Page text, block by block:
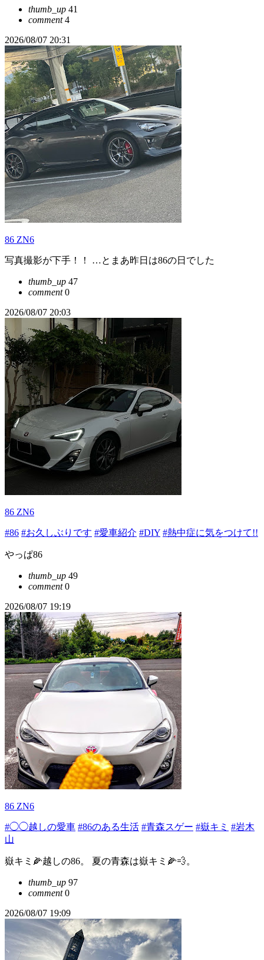
thumb_up 41
comment4
2026/08/07 20:31
86 ZN6
写真撮影が下手！！ …とまあ昨日は86の日でした
thumb_up 47
comment0
2026/08/07 20:03
86 ZN6
#86 #お久しぶりです #愛車紹介 #DIY #熱中症に気をつけて!!
やっぱ86
thumb_up 49
comment0
2026/08/07 19:19
86 ZN6
#◯◯越しの愛車 #86のある生活 #青森スゲー #嶽キミ #岩木
山
嶽キミ🌽越しの86。 夏の青森は嶽キミ🌽💨。
thumb_up 97
comment0
2026/08/07 19:09